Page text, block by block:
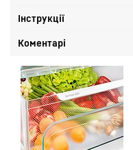
Інструкції
Коментарі